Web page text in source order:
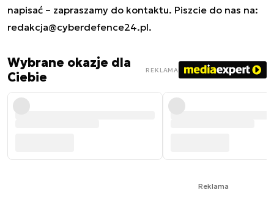
napisać – zapraszamy do kontaktu. Piszcie do nas na:
redakcja@cyberdefence24.pl.
Wybrane okazje dla
Ciebie
REKLAMA
Reklama